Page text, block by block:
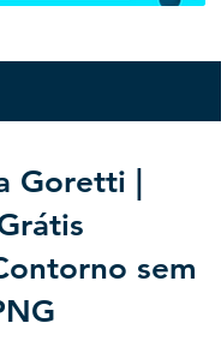
Goretti |
sem